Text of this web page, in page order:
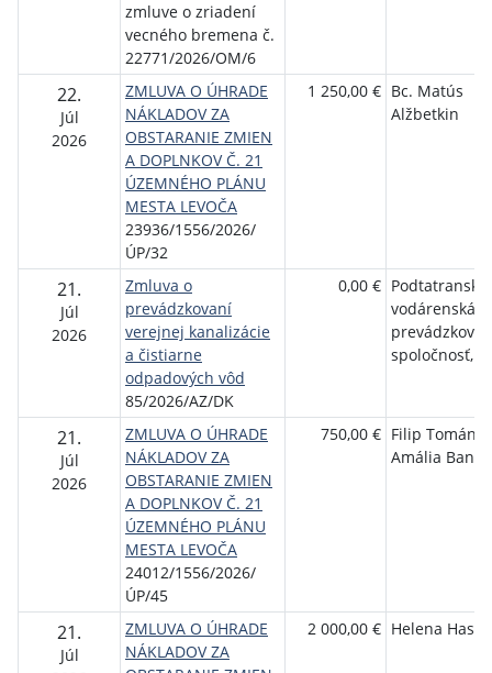
zmluve o zriadení
vecného bremena č.
22771/2026/OM/6
22.
Júl
2026
ZMLUVA O ÚHRADE
NÁKLADOV ZA
OBSTARANIE ZMIEN
A DOPLNKOV Č. 21
ÚZEMNÉHO PLÁNU
MESTA LEVOČA
23936/1556/2026/
ÚP/32
1 250,00 € Bc. Matús
Alžbetkin
21.
Júl
2026
Zmluva o
prevádzkovaní
verejnej kanalizácie
a čistiarne
odpadových vôd
85/2026/AZ/DK
0,00 € Podtatranská
vodárenská
prevádzková
spoločnosť,
21.
Júl
2026
ZMLUVA O ÚHRADE
NÁKLADOV ZA
OBSTARANIE ZMIEN
A DOPLNKOV Č. 21
ÚZEMNÉHO PLÁNU
MESTA LEVOČA
24012/1556/2026/
ÚP/45
750,00 € Filip
Amália
21.
Júl
ZMLUVA O ÚHRADE
NÁKLADOV ZA
2 000,00 € Helena